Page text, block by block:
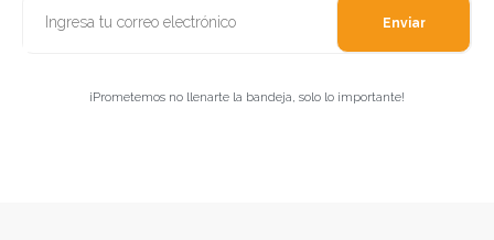
Enviar
¡Prometemos no llenarte la bandeja, solo lo importante!